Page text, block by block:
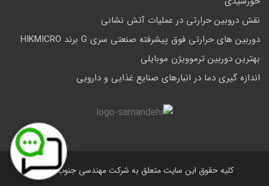
نقش دروبین حرارتی در عملیات آتش نشانی
دوربین های حرارتی فوق پیشرفته صنعتی سری G برند HIKMICRO
بهترین دوربین ترموویژن موبایلی
اندازه گیری دما در انبارهای صنایع غذایی و دارویی
کلیه حقوق این سایت متعلق به شرکت مهندسی جنوب است.